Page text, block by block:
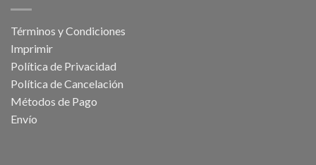
Términos y Condiciones
Imprimir
Política de Privacidad
Política de Cancelación
Métodos de Pago
Envío